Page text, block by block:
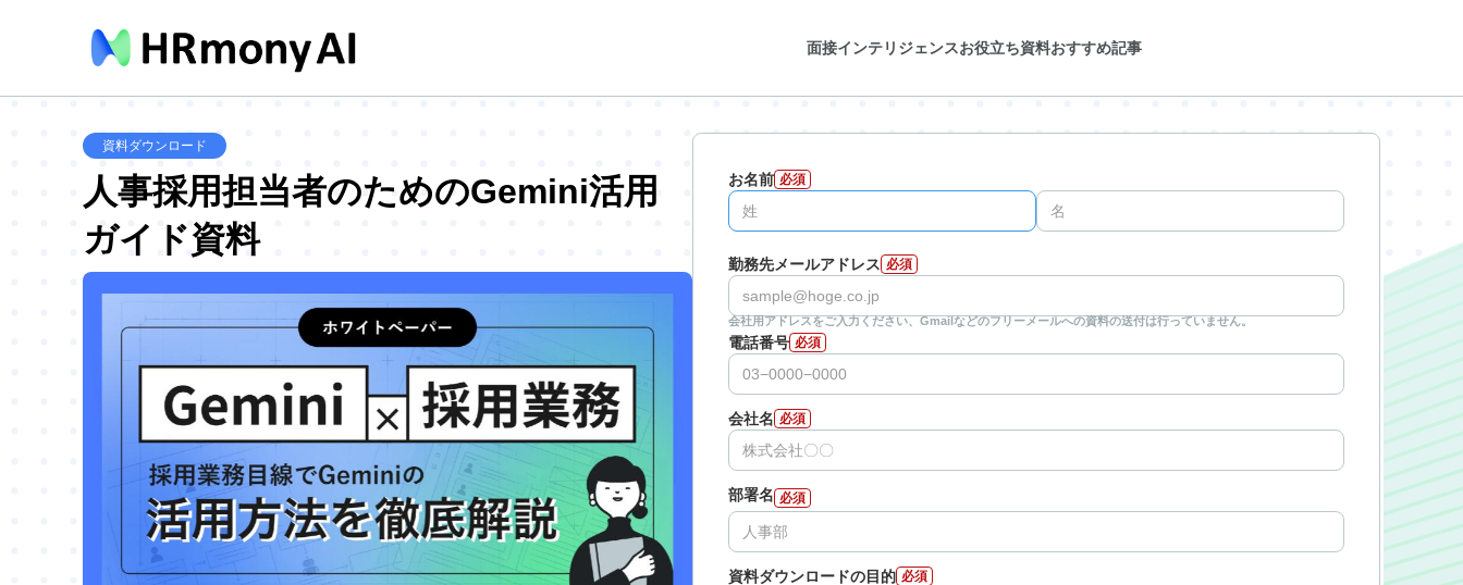
面接インテリジェンスお役立ち資料おすすめ記事
資料ダウンロード
人事採用担当者のためのGemini活用
ガイド資料
お名前 必須
勤務先メールアドレス 必須
会社用アドレスをご入力ください、Gmailなどのフリーメールへの資料の送付は行っていません。
電話番号 必須
会社名 必須
部署名 必須
資料ダウンロードの目的 必須